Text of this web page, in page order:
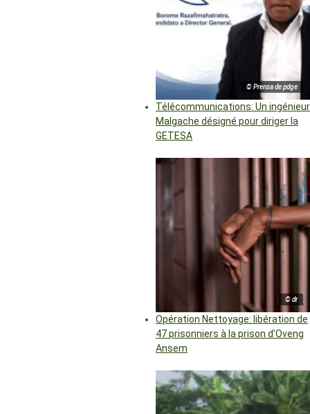
© Prensa de pdge
Télécommunications: Un ingénieur
Malgache désigné pour diriger la
GETESA
© dr
Opération Nettoyage: libération de
47 prisonniers à la prison d’Oveng
Ansem